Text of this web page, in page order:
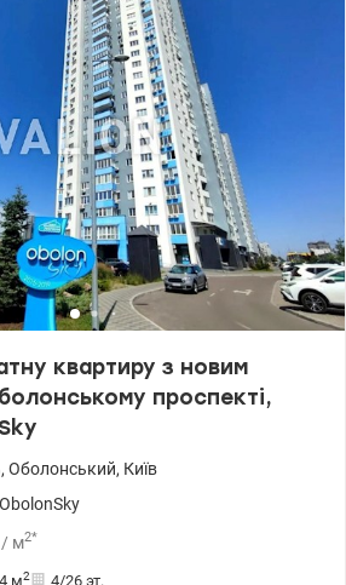
квартиру з новим
проспекті,
, Оболонський, Київ
/ м2*
м2 4/26 эт.